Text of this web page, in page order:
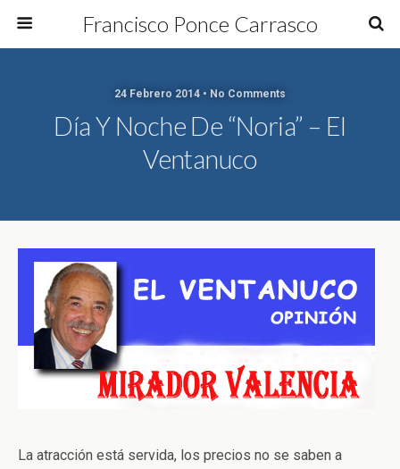
Francisco Ponce Carrasco
24 Febrero 2014 • No Comments
Día Y Noche De “Noria” – El
Ventanuco
La atracción está servida, los precios no se saben a